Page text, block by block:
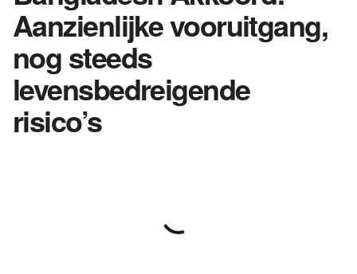
Aanzienlijke vooruitgang,
nog steeds
levensbedreigende
risico’s